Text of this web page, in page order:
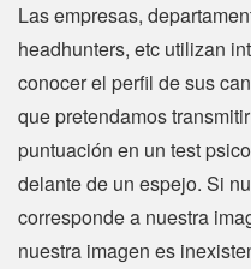
Las empresas,
headhunters, etc utilizan
conocer el perfil de sus
que pretendamos
puntuación en un test
delante de un espejo. Si
corresponde a nuestra
nuestra imagen es